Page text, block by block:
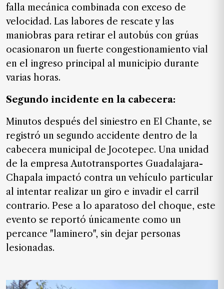
falla mecánica combinada con exceso de
velocidad. Las labores de rescate y las
maniobras para retirar el autobús con grúas
ocasionaron un fuerte congestionamiento vial
en el ingreso principal al municipio durante
varias horas.
Segundo incidente en la cabecera:
Minutos después del siniestro en El Chante, se
registró un segundo accidente dentro de la
cabecera municipal de Jocotepec. Una unidad
de la empresa Autotransportes Guadalajara-
Chapala impactó contra un vehículo particular
al intentar realizar un giro e invadir el carril
contrario. Pese a lo aparatoso del choque, este
evento se reportó únicamente como un
percance "laminero", sin dejar personas
lesionadas.